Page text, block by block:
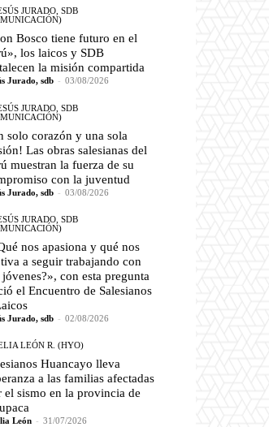
JURADO, SDB
Bosco tiene futuro en el
los laicos y SDB
la misión compartida
Jurado, sdb - 03/08/2026
JURADO, SDB
solo corazón y una sola
Las obras salesianas del
muestran la fuerza de su
con la juventud
Jurado, sdb - 03/08/2026
JURADO, SDB
nos apasiona y qué nos
a seguir trabajando con
con esta pregunta
el Encuentro de Salesianos
Jurado, sdb - 02/08/2026
LEÓN R. (HYO)
Huancayo lleva
a las familias afectadas
el sismo en la provincia de
León - 31/07/2026